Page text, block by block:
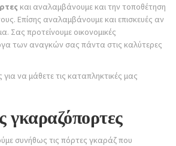
και αναλαμβάνουμε και την τοποθέτηση
Επίσης αναλαμβάνουμε και επισκευές αν
Σας προτείνουμε οικονομικές
των αναγκών σας πάντα στις καλύτερες
για να μάθετε τις καταπληκτικές μας
γκαραζόπορτες
συνήθως τις πόρτες γκαράζ που